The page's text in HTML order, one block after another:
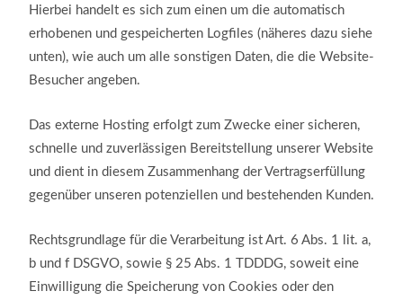
Hierbei handelt es sich zum einen um die automatisch
erhobenen und gespeicherten Logfiles (näheres dazu siehe
unten), wie auch um alle sonstigen Daten, die die Website-
Besucher angeben.
Das externe Hosting erfolgt zum Zwecke einer sicheren,
schnelle und zuverlässigen Bereitstellung unserer Website
und dient in diesem Zusammenhang der Vertragserfüllung
gegenüber unseren potenziellen und bestehenden Kunden.
Rechtsgrundlage für die Verarbeitung ist Art. 6 Abs. 1 lit. a,
b und f DSGVO, sowie § 25 Abs. 1 TDDDG, soweit eine
Einwilligung die Speicherung von Cookies oder den